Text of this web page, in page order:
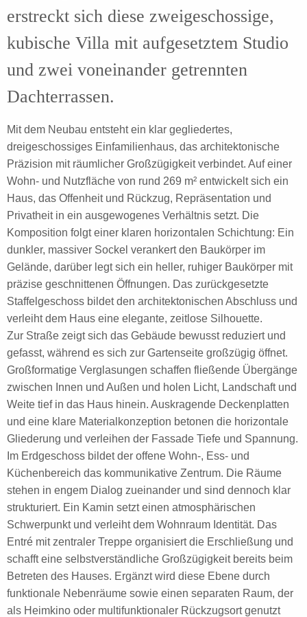
erstreckt sich diese zweigeschossige,
kubische Villa mit aufgesetztem Studio
und zwei voneinander getrennten
Dachterrassen.
Mit dem Neubau entsteht ein klar gegliedertes,
dreigeschossiges Einfamilienhaus, das architektonische
Präzision mit räumlicher Großzügigkeit verbindet. Auf einer
Wohn- und Nutzfläche von rund 269 m² entwickelt sich ein
Haus, das Offenheit und Rückzug, Repräsentation und
Privatheit in ein ausgewogenes Verhältnis setzt. Die
Komposition folgt einer klaren horizontalen Schichtung: Ein
dunkler, massiver Sockel verankert den Baukörper im
Gelände, darüber legt sich ein heller, ruhiger Baukörper mit
präzise geschnittenen Öffnungen. Das zurückgesetzte
Staffelgeschoss bildet den architektonischen Abschluss und
verleiht dem Haus eine elegante, zeitlose Silhouette.
Zur Straße zeigt sich das Gebäude bewusst reduziert und
gefasst, während es sich zur Gartenseite großzügig öffnet.
Großformatige Verglasungen schaffen fließende Übergänge
zwischen Innen und Außen und holen Licht, Landschaft und
Weite tief in das Haus hinein. Auskragende Deckenplatten
und eine klare Materialkonzeption betonen die horizontale
Gliederung und verleihen der Fassade Tiefe und Spannung.
Im Erdgeschoss bildet der offene Wohn-, Ess- und
Küchenbereich das kommunikative Zentrum. Die Räume
stehen in engem Dialog zueinander und sind dennoch klar
strukturiert. Ein Kamin setzt einen atmosphärischen
Schwerpunkt und verleiht dem Wohnraum Identität. Das
Entré mit zentraler Treppe organisiert die Erschließung und
schafft eine selbstverständliche Großzügigkeit bereits beim
Betreten des Hauses. Ergänzt wird diese Ebene durch
funktionale Nebenräume sowie einen separaten Raum, der
als Heimkino oder multifunktionaler Rückzugsort genutzt